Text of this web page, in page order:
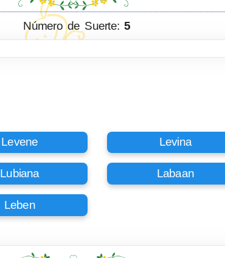
Número de Suerte:5
Levene Levina
Lubiana Labaan
Leben